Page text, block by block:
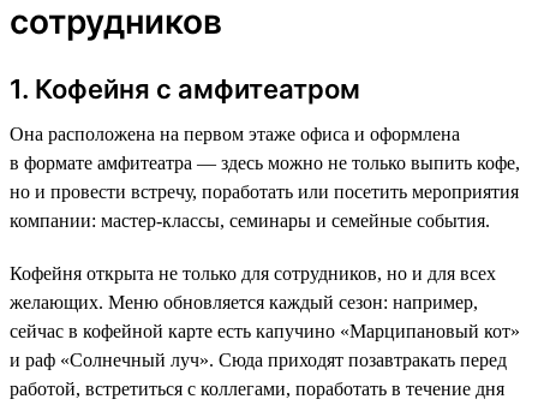
сотрудников
1. Кофейня с амфитеатром
Она расположена на первом этаже офиса и оформлена
в формате амфитеатра — здесь можно не только выпить кофе,
но и провести встречу, поработать или посетить мероприятия
компании: мастер-классы, семинары и семейные события.
Кофейня открыта не только для сотрудников, но и для всех
желающих. Меню обновляется каждый сезон: например,
сейчас в кофейной карте есть капучино «Марципановый кот»
и раф «Солнечный луч». Сюда приходят позавтракать перед
работой, встретиться с коллегами, поработать в течение дня